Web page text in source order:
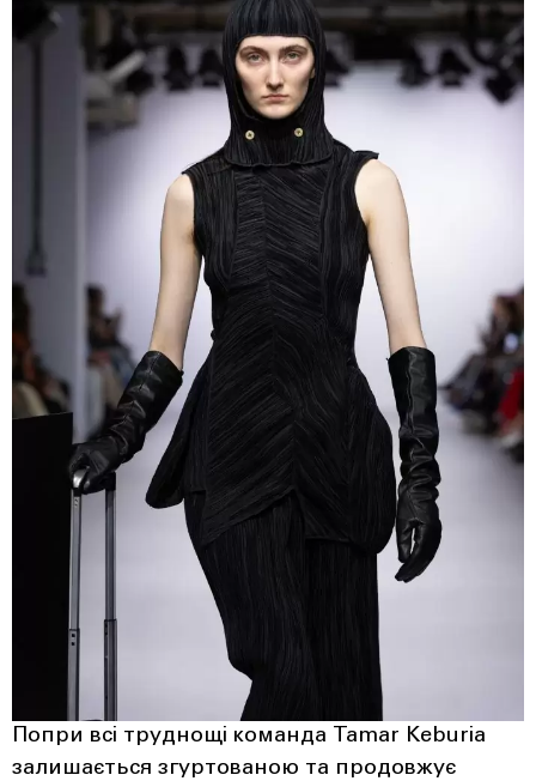
Попри всі труднощі команда Tamar Keburia
залишається згуртованою та продовжує